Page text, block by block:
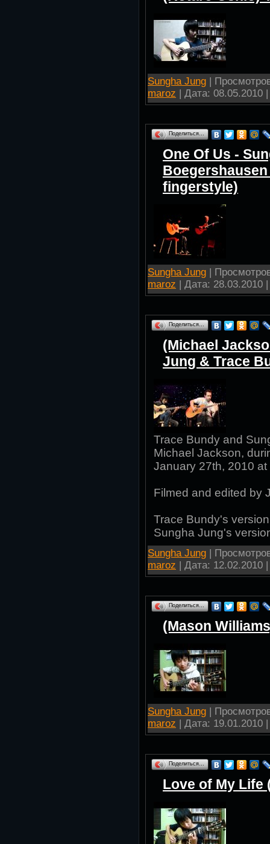
Sungha Jung |
maroz | Дата: 08.05.2010
Поделиться…
One Of Us -
fingerstyle)
Sungha Jung |
maroz | Дата: 28.03.2010
Поделиться…
(Michael
Jung & Trace
Trace Bundy and
Michael Jackson,
January 27th, 2010
Filmed and edited by
Trace Bundy's
Sungha Jung's
Sungha Jung |
maroz | Дата: 12.02.2010
Поделиться…
(Mason
Sungha Jung |
maroz | Дата: 19.01.2010
Поделиться…
Love of My Life